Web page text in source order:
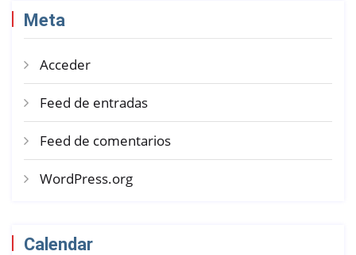
Meta
Acceder
Feed de entradas
Feed de comentarios
WordPress.org
Calendar